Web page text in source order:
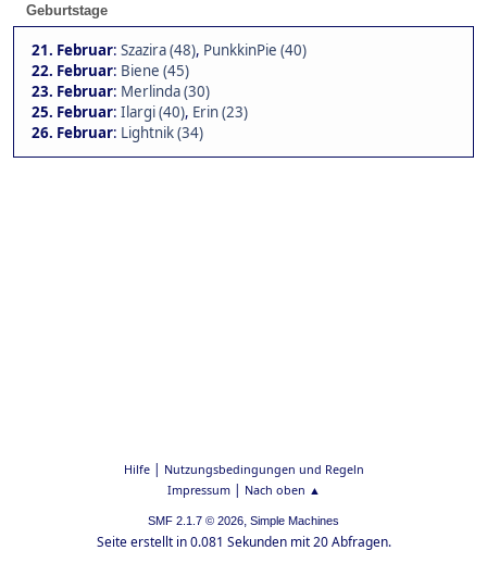
Geburtstage
21. Februar: Szazira (48), PunkkinPie (40)
22. Februar: Biene (45)
23. Februar: Merlinda (30)
25. Februar: Ilargi (40), Erin (23)
26. Februar: Lightnik (34)
Hilfe| Nutzungsbedingungen und Regeln
Impressum| Nach oben ▲
SMF 2.1.7 © 2026, Simple Machines
Seite erstellt in 0.081 Sekunden mit 20 Abfragen.